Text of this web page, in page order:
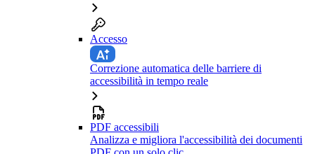
Accesso
Correzione automatica delle barriere di
accessibilità in tempo reale
PDF accessibili
Analizza e migliora l'accessibilità dei documenti